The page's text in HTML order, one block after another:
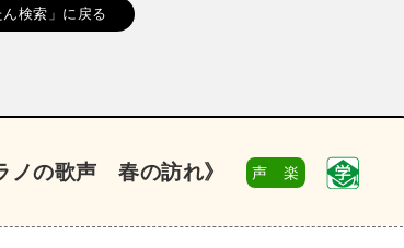
検索」に戻る
ノの歌声 春の訪れ》 声 楽